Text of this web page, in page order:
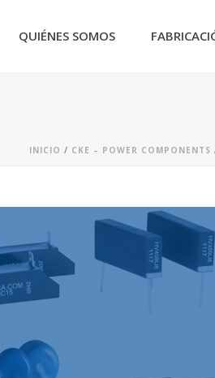
QUIÉNES SOMOS
INICIO / CKE – POWER COMPONENTS